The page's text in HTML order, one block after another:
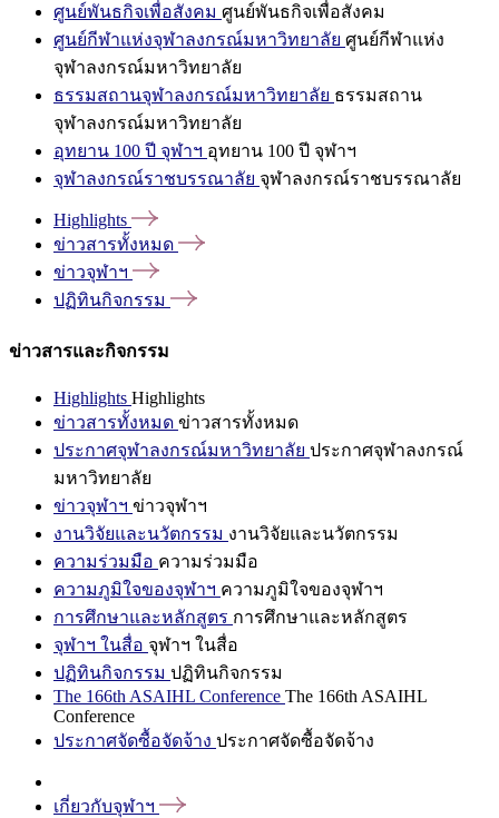
ศูนย์พันธกิจเพื่อสังคม ศูนย์พันธกิจเพื่อสังคม
ศูนย์กีฬาแห่งจุฬาลงกรณ์มหาวิทยาลัย ศูนย์กีฬาแห่ง
จุฬาลงกรณ์มหาวิทยาลัย
ธรรมสถานจุฬาลงกรณ์มหาวิทยาลัย ธรรมสถาน
จุฬาลงกรณ์มหาวิทยาลัย
อุทยาน 100 ปี จุฬาฯ อุทยาน 100 ปี จุฬาฯ
จุฬาลงกรณ์ราชบรรณาลัย จุฬาลงกรณ์ราชบรรณาลัย
Highlights
ข่าวสารทั้งหมด
ข่าวจุฬาฯ
ปฏิทินกิจกรรม
ข่าวสารและกิจกรรม
Highlights Highlights
ข่าวสารทั้งหมด ข่าวสารทั้งหมด
ประกาศจุฬาลงกรณ์มหาวิทยาลัย ประกาศจุฬาลงกรณ์
มหาวิทยาลัย
ข่าวจุฬาฯ ข่าวจุฬาฯ
งานวิจัยและนวัตกรรม งานวิจัยและนวัตกรรม
ความร่วมมือ ความร่วมมือ
ความภูมิใจของจุฬาฯ ความภูมิใจของจุฬาฯ
การศึกษาและหลักสูตร การศึกษาและหลักสูตร
จุฬาฯ ในสื่อ จุฬาฯ ในสื่อ
ปฏิทินกิจกรรม ปฏิทินกิจกรรม
The 166th ASAIHL Conference The 166th ASAIHL
Conference
ประกาศจัดซื้อจัดจ้าง ประกาศจัดซื้อจัดจ้าง
เกี่ยวกับจุฬาฯ